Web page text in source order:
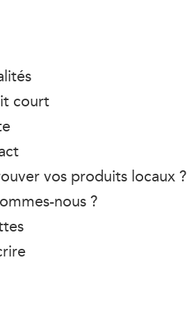
court
vos produits locaux ?
nous ?